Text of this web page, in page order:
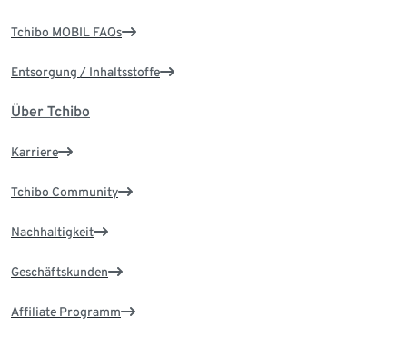
Tchibo MOBIL FAQs
Entsorgung / Inhaltsstoffe
Über Tchibo
Karriere
Tchibo Community
Nachhaltigkeit
Geschäftskunden
Affiliate Programm